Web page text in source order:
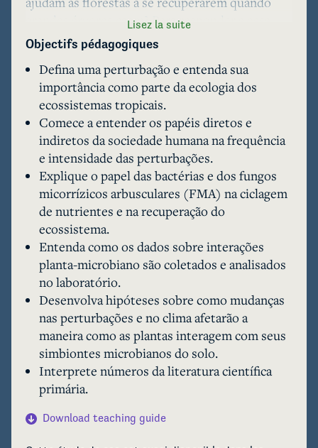
grandes árvores caem? Para responder a essa
grande questão, primeiro precisamos entender o
que é ecologia de perturbação, como as quedas
de árvores mudam um ecossistema, como as
plantas e os micróbios do solo trabalham juntos
e, finalmente, como isso altera o ecossistema
durante a recuperação. Este módulo explorará o
papel do mutualismo entre plantas, bactérias e
fungos na ajuda à recuperação das florestas
tropicais após distúrbios naturais, como as
clareiras no dossel. Usaremos dados de dois
conjuntos de dados publicamente disponíveis,
derivados de um estudo experimental em campo
que examina como fatores ambientais (luz e
nutrientes do solo) afetam o investimento das
plântulas em bactérias fixadoras de nitrogênio e
fungos micorrízicos. Exploramos ideias sobre
ecologia de perturbações e o papel dos humanos
na mudança da dinâmica das clareiras, ao mesmo
tempo em que aprofundamos nossa
compreensão de como os micróbios do solo
influenciam o ciclo de nutrientes e carbono em
florestas tropicais.
Lisez la suite
Objectifs pédagogiques
Defina uma perturbação e entenda sua
importância como parte da ecologia dos
ecossistemas tropicais.
Comece a entender os papéis diretos e
indiretos da sociedade humana na frequência
e intensidade das perturbações.
Explique o papel das bactérias e dos fungos
micorrízicos arbusculares (FMA) na ciclagem
de nutrientes e na recuperação do
ecossistema.
Entenda como os dados sobre interações
planta-microbiano são coletados e analisados ​​
no laboratório.
Desenvolva hipóteses sobre como mudanças
nas perturbações e no clima afetarão a
maneira como as plantas interagem com seus
simbiontes microbianos do solo.
Interprete números da literatura científica
primária.
Download teaching guide